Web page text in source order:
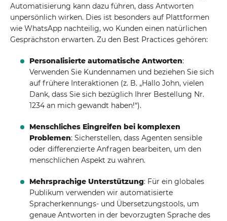
Automatisierung kann dazu führen, dass Antworten
unpersönlich wirken. Dies ist besonders auf Plattformen
wie WhatsApp nachteilig, wo Kunden einen natürlichen
Gesprächston erwarten. Zu den Best Practices gehören:
Personalisierte automatische Antworten:
Verwenden Sie Kundennamen und beziehen Sie sich
auf frühere Interaktionen (z. B. „Hallo John, vielen
Dank, dass Sie sich bezüglich Ihrer Bestellung Nr.
1234 an mich gewandt haben!“).
Menschliches Eingreifen bei komplexen
Problemen: Sicherstellen, dass Agenten sensible
oder differenzierte Anfragen bearbeiten, um den
menschlichen Aspekt zu wahren.
Mehrsprachige Unterstützung: Für ein globales
Publikum verwenden wir automatisierte
Spracherkennungs- und Übersetzungstools, um
genaue Antworten in der bevorzugten Sprache des